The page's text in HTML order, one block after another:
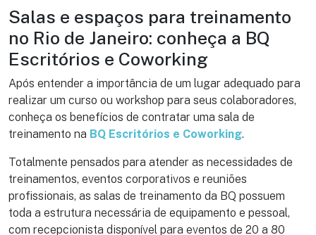
Salas e espaços para treinamento
no Rio de Janeiro: conheça a BQ
Escritórios e Coworking
Após entender a importância de um lugar adequado para
realizar um curso ou workshop para seus colaboradores,
conheça os benefícios de contratar uma sala de
treinamento na BQ Escritórios e Coworking.
Totalmente pensados para atender as necessidades de
treinamentos, eventos corporativos e reuniões
profissionais, as salas de treinamento da BQ possuem
toda a estrutura necessária de equipamento e pessoal,
com recepcionista disponível para eventos de 20 a 80